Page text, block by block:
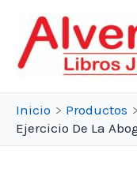
contenido
Inicio
Productos
Ejercicio De La